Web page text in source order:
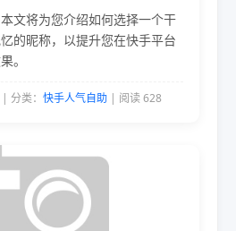
文将为您介绍如何选择一个干
的昵称，以提升您在快手平台
。
分类： 快手人气自助 | 阅读 628